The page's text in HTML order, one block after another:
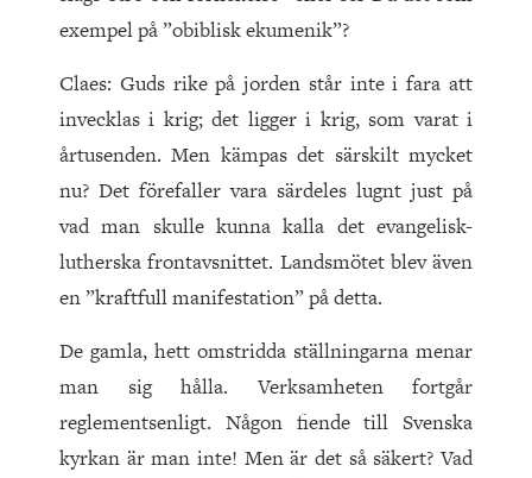
exempel på ”obiblisk ekumenik”?
Claes: Guds rike på jorden står inte i fara att
invecklas i krig; det ligger i krig, som varat i
årtusenden. Men kämpas det särskilt mycket
nu? Det förefaller vara särdeles lugnt just på
vad man skulle kunna kalla det evangelisk-
lutherska frontavsnittet. Landsmötet blev även
en ”kraftfull manifestation” på detta.
De gamla, hett omstridda ställningarna menar
man sig hålla. Verksamheten fortgår
reglementsenligt. Någon fiende till Svenska
kyrkan är man inte! Men är det så säkert? Vad